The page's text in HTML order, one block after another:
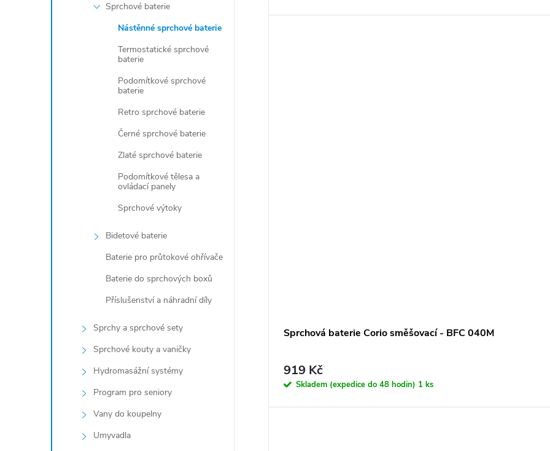
Sprchové baterie
Nástěnné sprchové baterie
Termostatické sprchové
baterie
Podomítkové sprchové
baterie
Retro sprchové baterie
Černé sprchové baterie
Zlaté sprchové baterie
Podomítkové tělesa a
ovládací panely
Sprchové výtoky
Bidetové baterie
Baterie pro průtokové ohřívače
Baterie do sprchových boxů
Příslušenství a náhradní díly
Sprchy a sprchové sety
Sprchové kouty a vaničky
Hydromasážní systémy
Program pro seniory
Vany do koupelny
Umyvadla
Sprchová baterie Corio směšovací - BFC 040M
919 Kč
Skladem (expedice do 48 hodin) 1 ks